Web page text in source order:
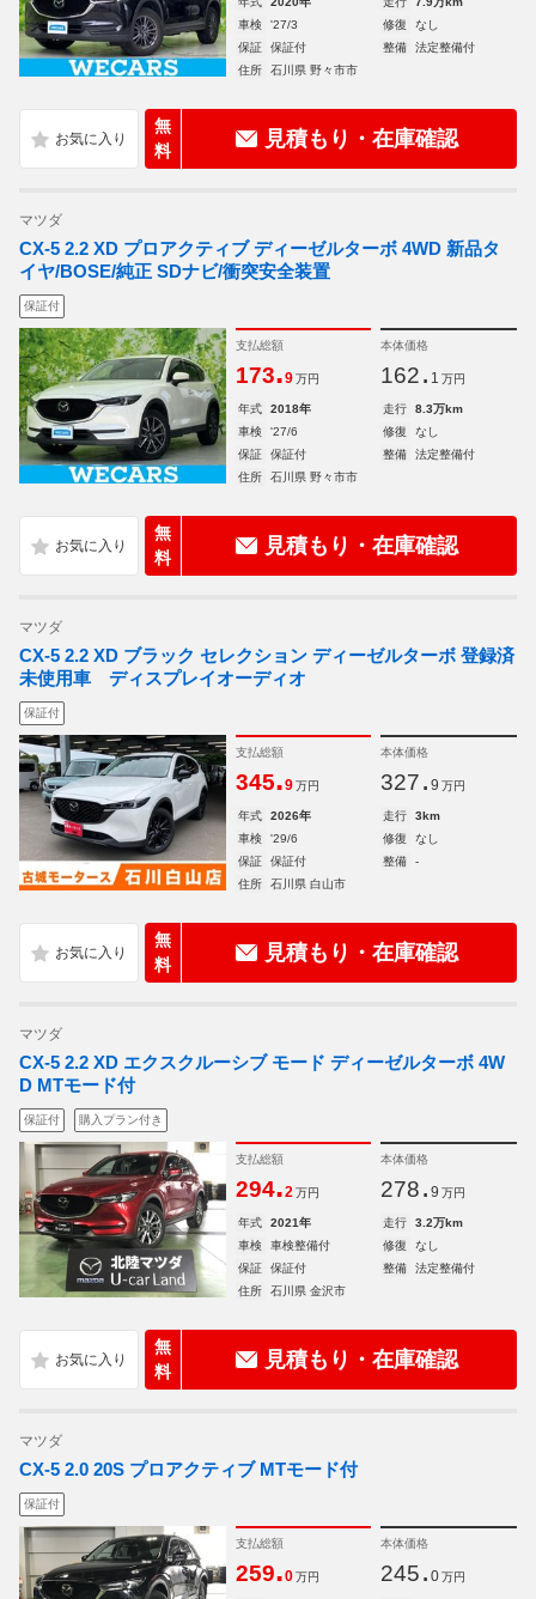
車検
'27/3 修復
なし
保証
保証付 整備
法定整備付
住所
石川県 野々市市
無
料
見積もり・在庫確認
マツダ
CX-5 2.2 XD プロアクティブ ディーゼルターボ 4WD 新品タ
イヤ/BOSE/純正 SDナビ/衝突安全装置
保証付
支払総額
173.9 万円
本体価格
162. 1 万円
年式 2018年 走行
8.3万km
車検
'27/6 修復
なし
保証
保証付 整備
法定整備付
住所
石川県 野々市市
無
料
見積もり・在庫確認
マツダ
CX-5 2.2 XD ブラック セレクション ディーゼルターボ 登録済
未使用車 ディスプレイオーディオ
保証付
支払総額
345.9 万円
本体価格
327. 9 万円
年式 2026年 走行
3km
車検
'29/6 修復
なし
保証
保証付 整備
-
住所
石川県 白山市
無
料
見積もり・在庫確認
マツダ
CX-5 2.2 XD エクスクルーシブ モード ディーゼルターボ 4W
D MTモード付
保証付 購入プラン付き
支払総額
294.2 万円
本体価格
278. 9 万円
年式 2021年 走行
3.2万km
車検
車検整備付 修復
なし
保証
保証付 整備
法定整備付
住所
石川県 金沢市
無
料
見積もり・在庫確認
マツダ
CX-5 2.0 20S プロアクティブ MTモード付
保証付
支払総額
259.0 万円
本体価格
245. 0 万円